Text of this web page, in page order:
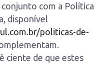
com a Política
disponível
politicas-de-
ciente de que estes